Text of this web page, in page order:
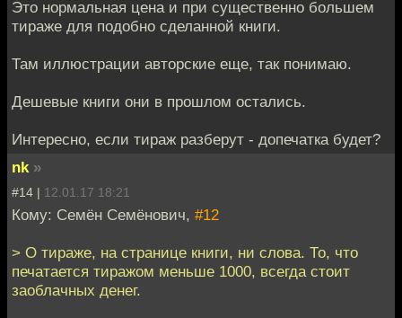
Это нормальная цена и при существенно большем
тираже для подобно сделанной книги.
Там иллюстрации авторские еще, так понимаю.
Дешевые книги они в прошлом остались.
Интересно, если тираж разберут - допечатка будет?
nk »
#14 | 12.01.17 18:21
Кому: Семён Семёнович, #12
> О тираже, на странице книги, ни слова. То, что
печатается тиражом меньше 1000, всегда стоит
заоблачных денег.